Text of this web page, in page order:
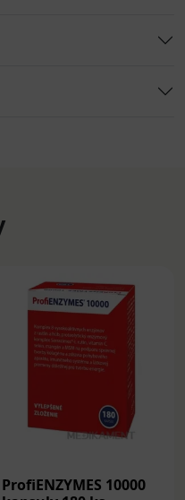
ProfiENZYMES 10000